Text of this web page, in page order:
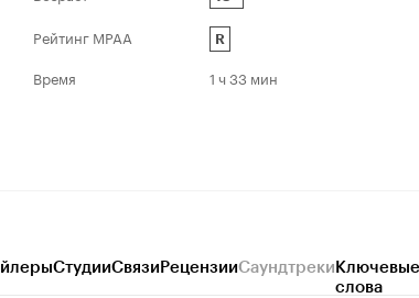
Рейтинг MPAA R
Время 1 ч 33 мин
СтудииСвязиРецензииСаундтрекиКлючевые
слова